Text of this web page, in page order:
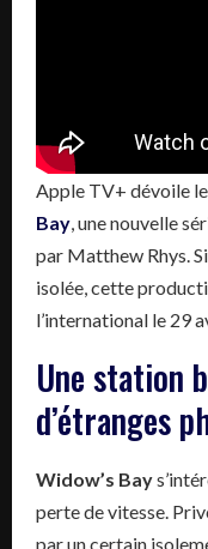
Apple TV+ dévoile
Bay , une nouvelle
par Matthew Rhys.
isolée, cette
l’international le 29
Une station
d’étranges
Widow’s Bay
perte de vitesse.
par un certain